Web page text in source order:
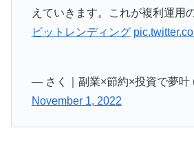
えていきます。これが複利運用
ビットレンディング
— さく｜副業×節約×投資で夢叶
November 1, 2022